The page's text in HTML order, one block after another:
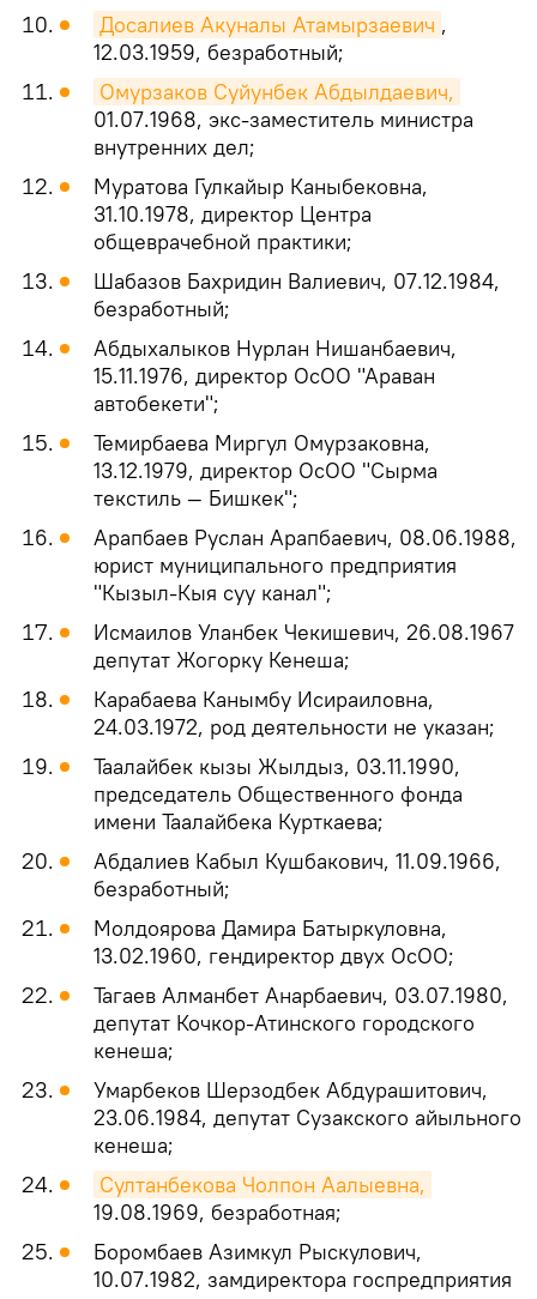
Досалиев Акуналы Атамырзаевич ,
12.03.1959, безработный;
Омурзаков Суйунбек Абдылдаевич,
01.07.1968, экс-заместитель министра
внутренних дел;
Муратова Гулкайыр Каныбековна,
31.10.1978, директор Центра
общеврачебной практики;
Шабазов Бахридин Валиевич, 07.12.1984,
безработный;
Абдыхалыков Нурлан Нишанбаевич,
15.11.1976, директор ОсОО "Араван
автобекети";
Темирбаева Миргул Омурзаковна,
13.12.1979, директор ОсОО "Сырма
текстиль — Бишкек";
Арапбаев Руслан Арапбаевич, 08.06.1988,
юрист муниципального предприятия
"Кызыл-Кыя суу канал";
Исмаилов Уланбек Чекишевич, 26.08.1967
депутат Жогорку Кенеша;
Карабаева Канымбу Исираиловна,
24.03.1972, род деятельности не указан;
Таалайбек кызы Жылдыз, 03.11.1990,
председатель Общественного фонда
имени Таалайбека Курткаева;
Абдалиев Кабыл Кушбакович, 11.09.1966,
безработный;
Молдоярова Дамира Батыркуловна,
13.02.1960, гендиректор двух ОсОО;
Тагаев Алманбет Анарбаевич, 03.07.1980,
депутат Кочкор-Атинского городского
кенеша;
Умарбеков Шерзодбек Абдурашитович,
23.06.1984, депутат Сузакского айыльного
кенеша;
Султанбекова Чолпон Аалыевна,
19.08.1969, безработная;
Боромбаев Азимкул Рыскулович,
10.07.1982, замдиректора госпредприятия